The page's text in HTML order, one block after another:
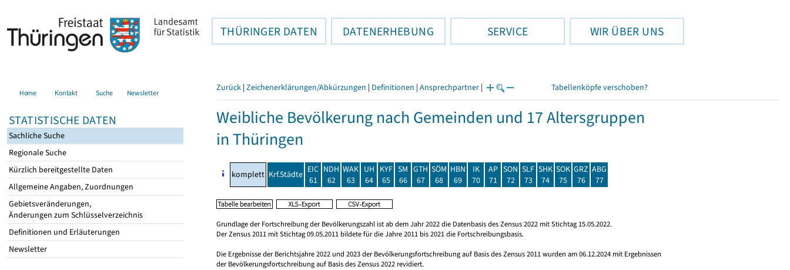
THÜRINGER DATEN DATENERHEBUNG SERVICE WIR ÜBER UNS
Home Kontakt Suche Newsletter
STATISTISCHE DATEN
Sachliche Suche
Regionale Suche
Kürzlich bereitgestellte Daten
Allgemeine Angaben, Zuordnungen
Gebietsveränderungen,
Änderungen zum Schlüsselverzeichnis
Definitionen und Erläuterungen
Newsletter
Zurück | Zeichenerklärungen/Abkürzungen | Definitionen | Ansprechpartner | Tabellenköpfe verschoben?
Weibliche Bevölkerung nach Gemeinden und 17 Altersgruppen
in Thüringen
komplett Krf.Städte EIC
61
NDH
62
WAK
63
UH
64
KYF
65
SM
66
GTH
67
SÖM
68
HBN
69
IK
70
AP
71
SON
72
SLF
73
SHK
74
SOK
75
GRZ
76
ABG
77
Grundlage der Fortschreibung der Bevölkerungszahl ist ab dem Jahr 2022 die Datenbasis des Zensus 2022 mit Stichtag 15.05.2022.
Der Zensus 2011 mit Stichtag 09.05.2011 bildete für die Jahre 2011 bis 2021 die Fortschreibungsbasis.
Die Ergebnisse der Berichtsjahre 2022 und 2023 der Bevölkerungsfortschreibung auf Basis des Zensus 2011 wurden am 06.12.2024 mit Ergebnissen
der Bevölkerungsfortschreibung auf Basis des Zensus 2022 revidiert.